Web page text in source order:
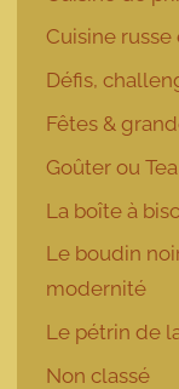
Cuisine
Défis,
Fêtes &
Goûter ou
La boîte à
Le boudin
modernité
Le pétrin de
Non classé